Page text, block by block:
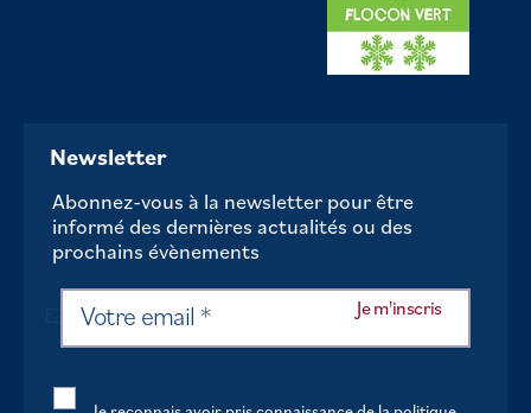
Newsletter
Abonnez-vous à la newsletter pour être
informé des dernières actualités ou des
prochains évènements